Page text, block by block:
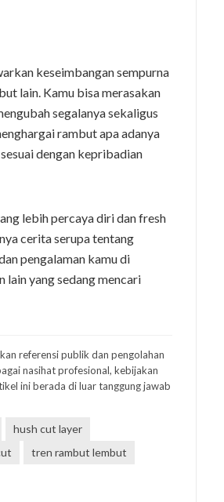
keseimbangan sempurna
lain. Kamu bisa merasakan
segalanya sekaligus
rambut apa adanya
dengan kepribadian
lebih percaya diri dan fresh
cerita serupa tentang
pengalaman kamu di
lain yang sedang mencari
referensi publik dan pengolahan
nasihat profesional, kebijakan
ini berada di luar tanggung jawab
hush cut layer
tren rambut lembut